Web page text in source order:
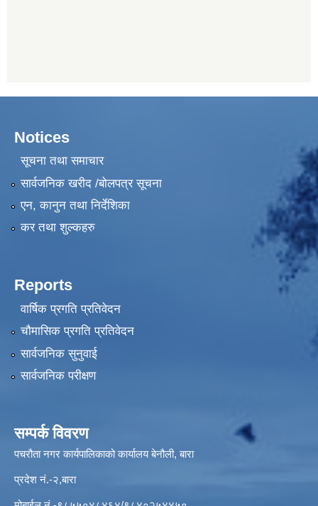
Notices
सूचना तथा समाचार
सार्वजनिक खरीद /बोलपत्र सूचना
एन, कानुन तथा निर्देशिका
कर तथा शुल्कहरु
Reports
वार्षिक प्रगति प्रतिवेदन
चौमासिक प्रगति प्रतिवेदन
सार्वजनिक सुनुवाई
सार्वजनिक परीक्षण
सम्पर्क विवरण
पचरौता नगर कार्यपालिकाको कार्यालय बेनौली, बारा
प्रदेश नं.-२,बारा